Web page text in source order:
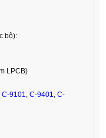
bộ):
LPCB)
,C-9101 ,C-9401 ,C-